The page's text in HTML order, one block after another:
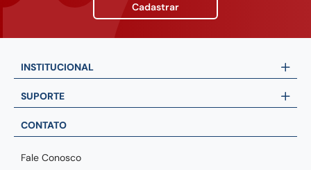
Cadastrar
INSTITUCIONAL
SUPORTE
CONTATO
Fale Conosco